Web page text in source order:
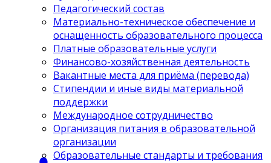
Педагогический состав
Материально-техническое обеспечение и
оснащенность образовательного процесса
Платные образовательные услуги
Финансово-хозяйственная деятельность
Вакантные места для приёма (перевода)
Стипендии и иные виды материальной
поддержки
Международное сотрудничество
Организация питания в образовательной
организации
Образовательные стандарты и требования